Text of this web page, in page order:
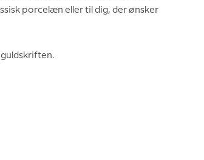
porcelæn eller til dig, der ønsker